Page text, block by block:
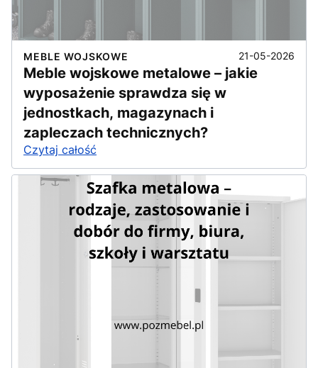
MEBLE WOJSKOWE 21-05-2026
Meble wojskowe metalowe – jakie
wyposażenie sprawdza się w
jednostkach, magazynach i
zapleczach technicznych?
Czytaj całość